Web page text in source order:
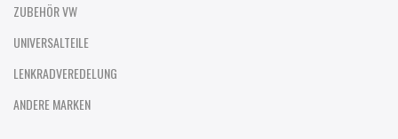
ZUBEHÖR VW
UNIVERSALTEILE
LENKRADVEREDELUNG
ANDERE MARKEN